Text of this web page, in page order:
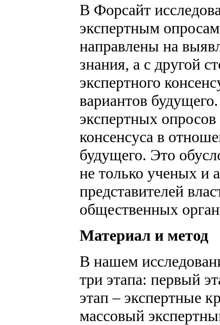
В Форсайт
экспертным
направлены на
знания, а с другой
экспертного
вариантов
экспертных
консенсуса в
будущего. Это
не только ученых и
представителей
общественных
Материал и метод
В нашем
три этапа: первый
этап – экспертные
массовый